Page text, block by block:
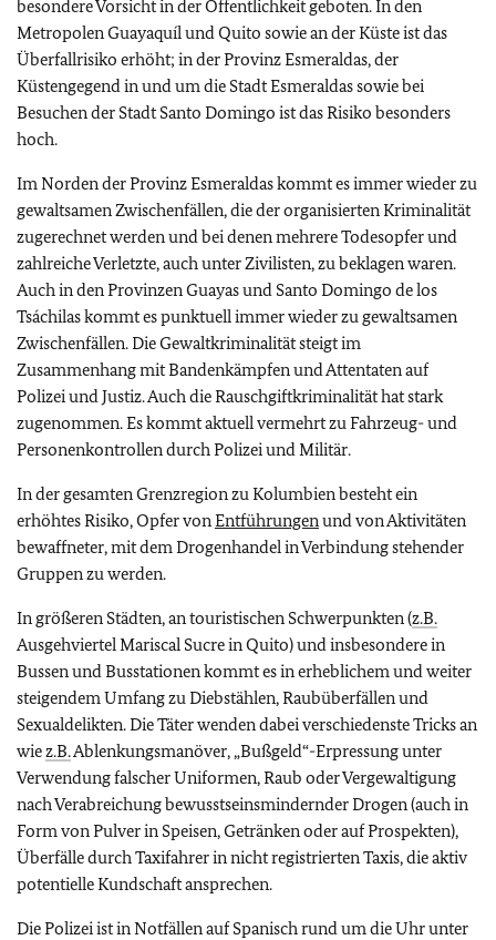
besondere Vorsicht in der Öffentlichkeit geboten. In den
Metropolen Guayaquíl und Quito sowie an der Küste ist das
Überfallrisiko erhöht; in der Provinz Esmeraldas, der
Küstengegend in und um die Stadt Esmeraldas sowie bei
Besuchen der Stadt Santo Domingo ist das Risiko besonders
hoch.
Im Norden der Provinz Esmeraldas kommt es immer wieder zu
gewaltsamen Zwischenfällen, die der organisierten Kriminalität
zugerechnet werden und bei denen mehrere Todesopfer und
zahlreiche Verletzte, auch unter Zivilisten, zu beklagen waren.
Auch in den Provinzen Guayas und Santo Domingo de los
Tsáchilas kommt es punktuell immer wieder zu gewaltsamen
Zwischenfällen. Die Gewaltkriminalität steigt im
Zusammenhang mit Bandenkämpfen und Attentaten auf
Polizei und Justiz. Auch die Rauschgiftkriminalität hat stark
zugenommen. Es kommt aktuell vermehrt zu Fahrzeug- und
Personenkontrollen durch Polizei und Militär.
In der gesamten Grenzregion zu Kolumbien besteht ein
erhöhtes Risiko, Opfer vonEntführungenund von Aktivitäten
bewaffneter, mit dem Drogenhandel in Verbindung stehender
Gruppen zu werden.
In größeren Städten, an touristischen Schwerpunkten (z.B.
Ausgehviertel Mariscal Sucre in Quito) und insbesondere in
Bussen und Busstationen kommt es in erheblichem und weiter
steigendem Umfang zu Diebstählen, Raubüberfällen und
Sexualdelikten. Die Täter wenden dabei verschiedenste Tricks an
wiez.B.Ablenkungsmanöver, „Bußgeld“-Erpressung unter
Verwendung falscher Uniformen, Raub oder Vergewaltigung
nach Verabreichung bewusstseinsmindernder Drogen (auch in
Form von Pulver in Speisen, Getränken oder auf Prospekten),
Überfälle durch Taxifahrer in nicht registrierten Taxis, die aktiv
potentielle Kundschaft ansprechen.
Die Polizei ist in Notfällen auf Spanisch rund um die Uhr unter